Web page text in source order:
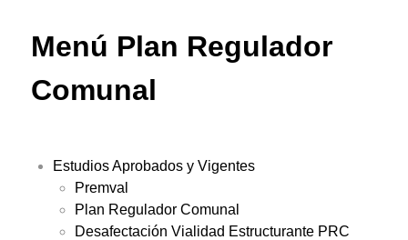
Menú Plan Regulador
Comunal
Estudios Aprobados y Vigentes
Premval
Plan Regulador Comunal
Desafectación Vialidad Estructurante PRC